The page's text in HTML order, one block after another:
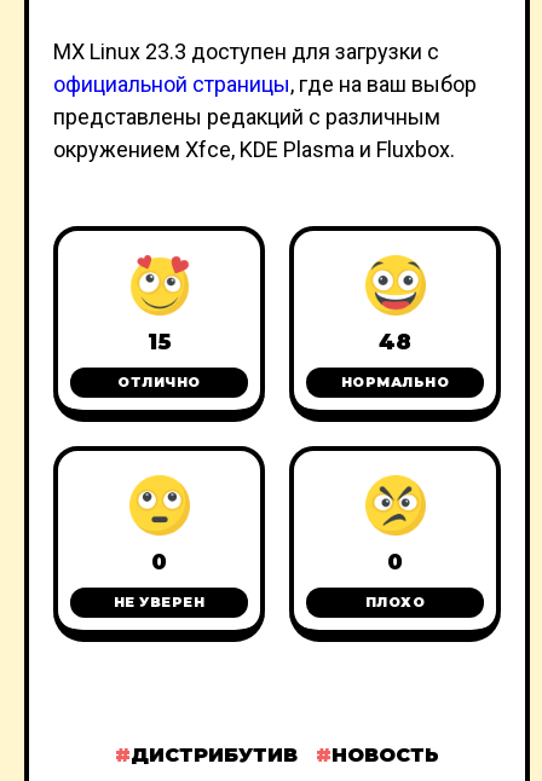
MX Linux 23.3 доступен для загрузки с
официальной страницы, где на ваш выбор
представлены редакций с различным
окружением Xfce, KDE Plasma и Fluxbox.
15
ОТЛИЧНО
48
НОРМАЛЬНО
0
НЕ УВЕРЕН
0
ПЛОХО
ДИСТРИБУТИВ НОВОСТЬ